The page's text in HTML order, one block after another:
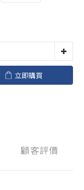
立即購買
顧客評價